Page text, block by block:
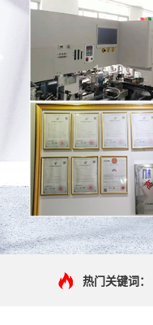
热门关键词：